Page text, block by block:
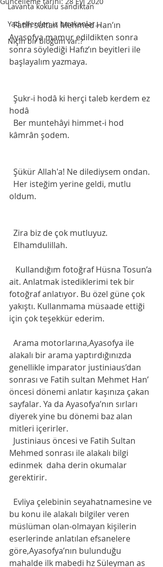
Lavanta kokulu sandıktan
Yad ellerden iz bırakanlar...
Niçin bir bloğum var.?
  Fatih sultan Mehmed Han’ın
Ayasofya mamur edildikten sonra
sonra söylediği Hafız’ın beyitleri ile
başlayalım yazmaya.
hodâ
kâmrân şodem.
  Şükür Allah'a! Ne dilediysem ondan.
oldum.
  Zira biz de çok mutluyuz.
  Elhamdulillah.
ait. Anlatmak istediklerimi tek bir
fotoğraf anlatıyor. Bu özel güne çok
yakıştı. Kullanmama müsaade ettiği
için çok teşekkür ederim.
alakalı bir arama yaptırdığınızda
genellikle imparator justiniaus’dan
sonrası ve Fatih sultan Mehmet Han’
öncesi dönemi anlatır kaşınıza çakan
sayfalar. Ya da Ayasofya’nın sırları
diyerek yine bu dönemi baz alan
mitleri içerirler.
Mehmed sonrası ile alakalı bilgi
edinmek  daha derin okumalar
gerektirir.
bu konu ile alakalı bilgiler veren
müslüman olan-olmayan kişilerin
eserlerinde anlatılan efsanelere
göre,Ayasofya’nın bulunduğu
mahalde ilk mabedi hz Süleyman as